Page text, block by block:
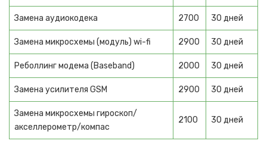
Электровелосипеды
Кикбайки
Замена аудиокодека 2700 30 дней
Замена микросхемы (модуль) wi-fi 2900 30 дней
Реболлинг модема (Baseband) 2000 30 дней
Замена усилителя GSM 2900 30 дней
Замена микросхемы гироскоп/
акселлерометр/компас
2100 30 дней